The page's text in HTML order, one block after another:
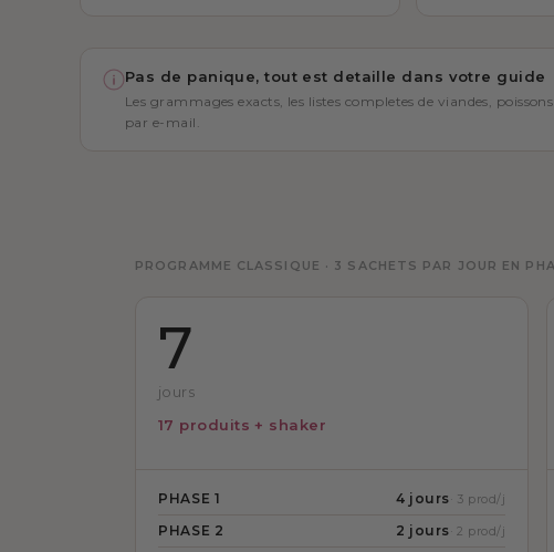
Pas de panique, tout est detaille dans votre guide
Les grammages exacts, les listes completes de viandes,
par e-mail.
PROGRAMME CLASSIQUE · 3 SACHETS PAR JOUR EN
7
jours
17 produits + shaker
PHASE 1 4 jours · 3 prod/j
PHASE 2 2 jours · 2 prod/j